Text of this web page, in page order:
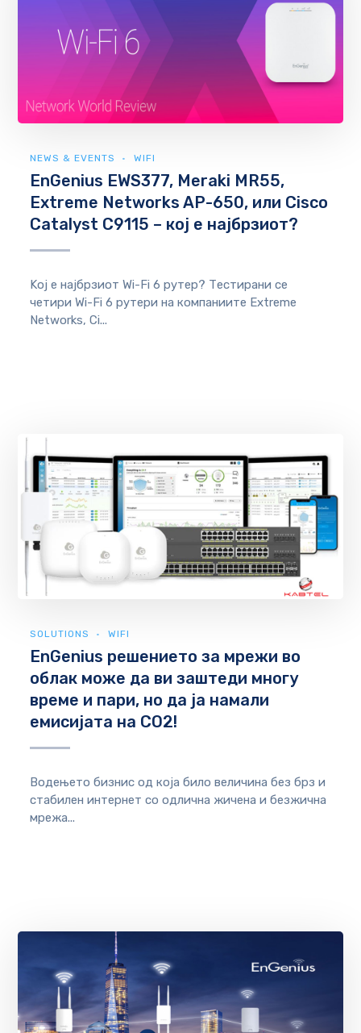
NEWS & EVENTS WIFI
EnGenius EWS377, Meraki MR55,
Extreme Networks AP-650, или Cisco
Catalyst C9115 – кој е најбрзиот?
Kој е најбрзиот Wi-Fi 6 рутер? Тестирани се
четири Wi-Fi 6 рутери на компаниите Extreme
Networks, Ci...
SOLUTIONS WIFI
EnGenius решението за мрежи во
облак може да ви заштеди многу
време и пари, но да ја намали
емисијата на CO2!
Водењето бизнис од која било величина без брз и
стабилен интернет со одлична жичена и безжична
мрежа...